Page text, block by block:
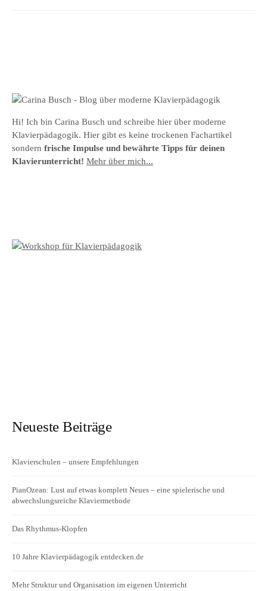
Hi! Ich bin Carina Busch und schreibe hier über moderne
Klavierpädagogik. Hier gibt es keine trockenen Fachartikel
sondern frische Impulse und bewährte Tipps für deinen
Klavierunterricht! Mehr über mich...
Neueste Beiträge
Klavierschulen – unsere Empfehlungen
PianOzean: Lust auf etwas komplett Neues – eine spielerische und
abwechslungsreiche Klaviermethode
Das Rhythmus-Klopfen
10 Jahre Klavierpädagogik entdecken.de
Mehr Struktur und Organisation im eigenen Unterricht